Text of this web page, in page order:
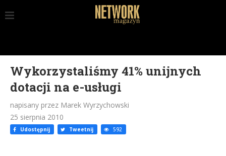
Wykorzystaliśmy 41% unijnych
dotacji na e-usługi
napisany przez Marek Wyrzychowski
25 sierpnia 2010
Udostępnij Tweetnij 592